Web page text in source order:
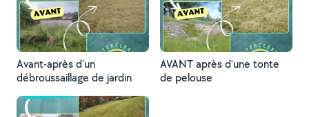
Avant-après d'un
débroussaillage de jardin
AVANT après d'une tonte
de pelouse